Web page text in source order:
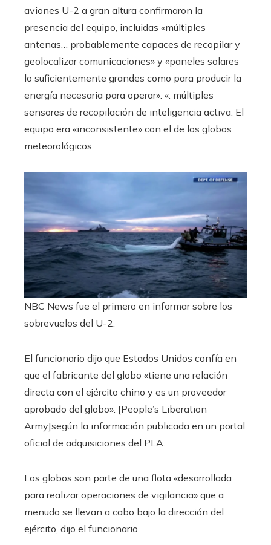
aviones U-2 a gran altura confirmaron la
presencia del equipo, incluidas «múltiples
antenas… probablemente capaces de recopilar y
geolocalizar comunicaciones» y «paneles solares
lo suficientemente grandes como para producir la
energía necesaria para operar». «. múltiples
sensores de recopilación de inteligencia activa. El
equipo era «inconsistente» con el de los globos
meteorológicos.
NBC News fue el primero en informar sobre los
sobrevuelos del U-2.
El funcionario dijo que Estados Unidos confía en
que el fabricante del globo «tiene una relación
directa con el ejército chino y es un proveedor
aprobado del globo». [People’s Liberation
Army]según la información publicada en un portal
oficial de adquisiciones del PLA.
Los globos son parte de una flota «desarrollada
para realizar operaciones de vigilancia» que a
menudo se llevan a cabo bajo la dirección del
ejército, dijo el funcionario.